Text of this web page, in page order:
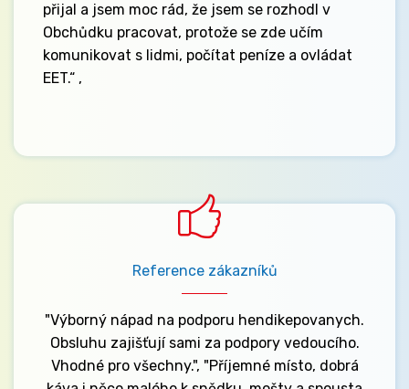
přijal a jsem moc rád, že jsem se rozhodl v
Obchůdku pracovat, protože se zde učím
komunikovat s lidmi, počítat peníze a ovládat
EET.“ ,
Reference zákazníků
"Výborný nápad na podporu hendikepovanych.
Obsluhu zajišťují sami za podpory vedoucího.
Vhodné pro všechny.", "Příjemné místo, dobrá